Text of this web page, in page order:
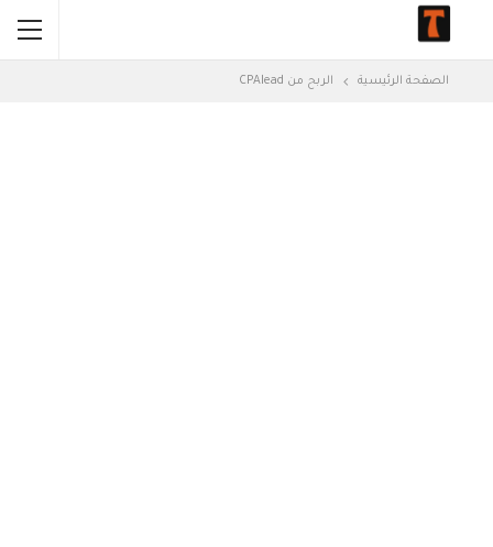
الصفحة الرئيسية الربح من CPAlead